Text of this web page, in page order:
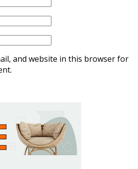
and website in this browser for